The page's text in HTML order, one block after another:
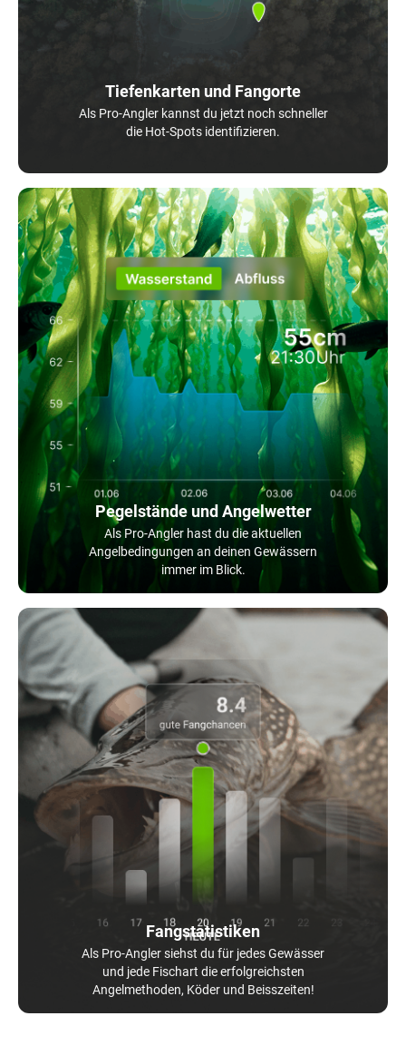
Tiefenkarten und Fangorte
Als Pro-Angler kannst du jetzt noch schneller
die Hot-Spots identifizieren.
Pegelstände und Angelwetter
Als Pro-Angler hast du die aktuellen
Angelbedingungen an deinen Gewässern
immer im Blick.
Fangstatistiken
Als Pro-Angler siehst du für jedes Gewässer
und jede Fischart die erfolgreichsten
Angelmethoden, Köder und Beisszeiten!